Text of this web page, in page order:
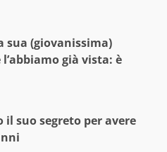
sua (giovanissima)
già vista: è
suo segreto per avere